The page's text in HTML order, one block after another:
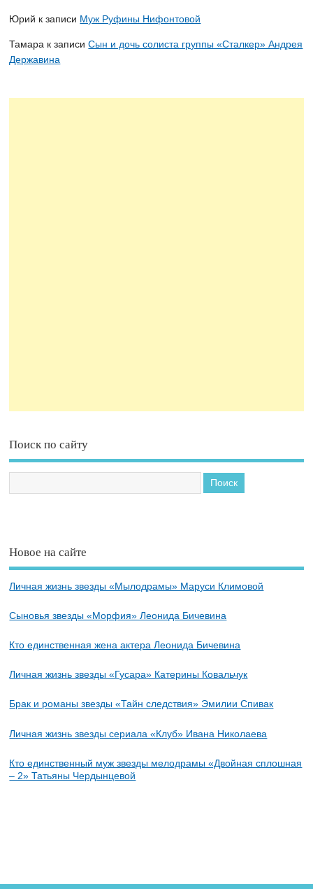
Юрий к записи Муж Руфины Нифонтовой
Тамара к записиСын и дочь солиста группы «Сталкер» Андрея
Державина
Поиск по сайту
Новое на сайте
Личная жизнь звезды «Мылодрамы» Маруси Климовой
Сыновья звезды «Морфия» Леонида Бичевина
Кто единственная жена актера Леонида Бичевина
Личная жизнь звезды «Гусара» Катерины Ковальчук
Брак и романы звезды «Тайн следствия» Эмилии Спивак
Личная жизнь звезды сериала «Клуб» Ивана Николаева
Кто единственный муж звезды мелодрамы «Двойная сплошная
– 2» Татьяны Чердынцевой